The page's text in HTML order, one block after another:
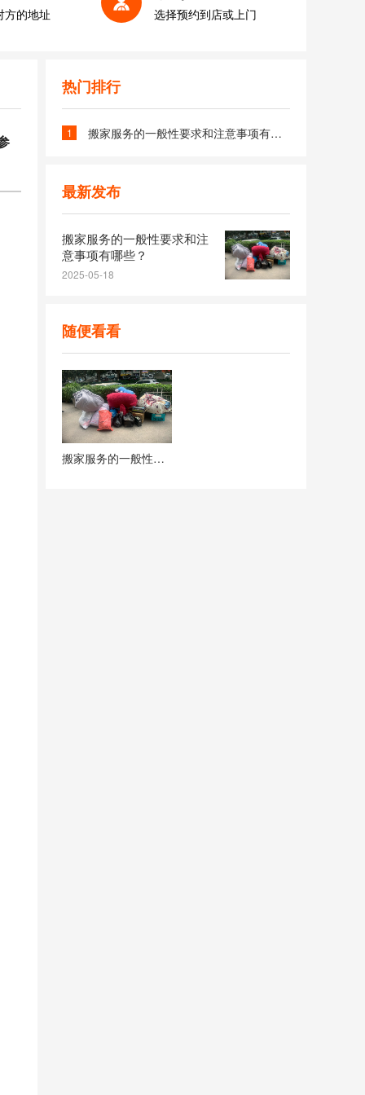
方的地址 选择预约到店或上门
热门排行
1 搬家服务的一般性要求和注意事项有哪些？
最新发布
搬家服务的一般性要求和注
意事项有哪些？
2025-05-18
随便看看
搬家服务的一般性要求和注意事项有哪些？